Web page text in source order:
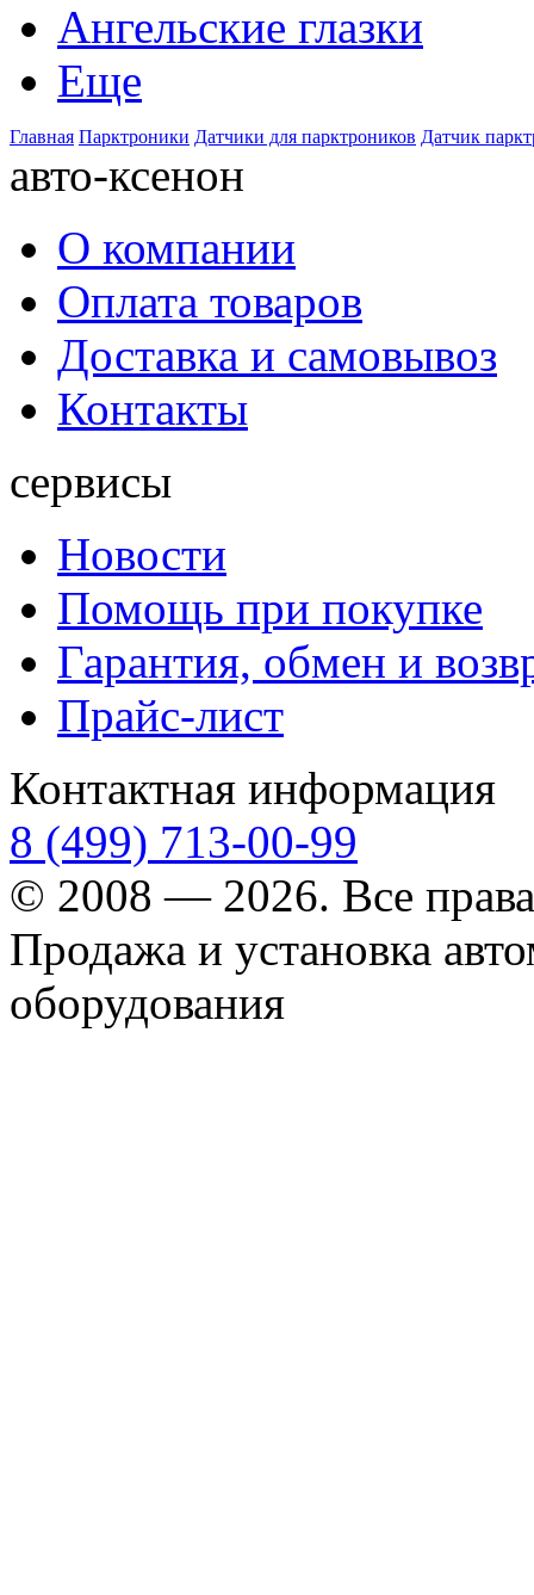
Ангельские глазки
Еще
Главная Парктроники Датчики для парктроников Датчик
авто-ксенон
О компании
Оплата товаров
Доставка и самовывоз
Контакты
сервисы
Новости
Помощь при покупке
Гарантия, обмен и
Прайс-лист
Контактная информация
8 (499) 713-00-99
© 2008 — 2026. Все
Продажа и установка
оборудования